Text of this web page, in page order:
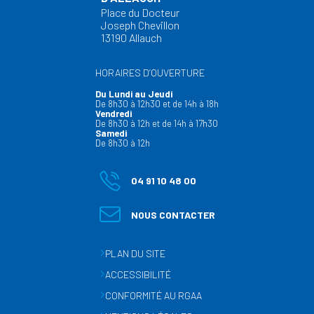
Place du Docteur
Joseph Chevillon
13190 Allauch
HORAIRES D’OUVERTURE
Du Lundi au Jeudi
De 8h30 à 12h30 et de 14h à 18h
Vendredi
De 8h30 à 12h et de 14h à 17h30
Samedi
De 8h30 à 12h
04 91 10 48 00
NOUS CONTACTER
PLAN DU SITE
ACCESSIBILITÉ
CONFORMITÉ AU RGAA